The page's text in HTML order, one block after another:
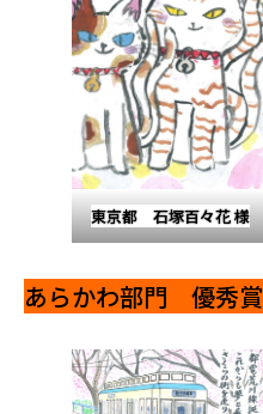
東京都 石塚百々花 様
あらかわ部門 優秀賞